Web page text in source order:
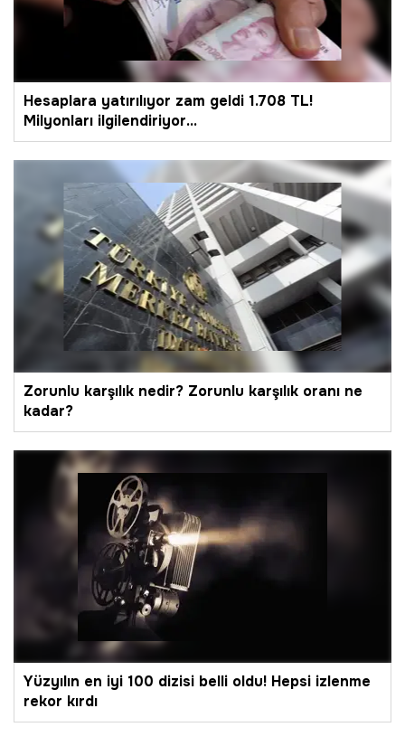
Hesaplara yatırılıyor zam geldi 1.708 TL!
Milyonları ilgilendiriyor…
Zorunlu karşılık nedir? Zorunlu karşılık oranı ne
kadar?
Yüzyılın en iyi 100 dizisi belli oldu! Hepsi izlenme
rekor kırdı